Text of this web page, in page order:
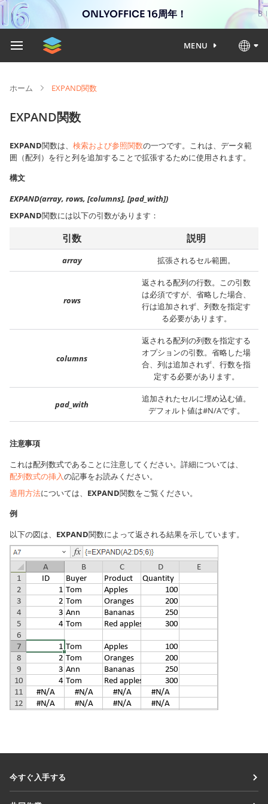
ONLYOFFICE 16周年！
MENU
ホーム EXPAND関数
EXPAND関数
EXPAND関数は、 検索および参照関数の一つです。これは、データ範
囲（配列）を行と列を追加することで拡張するために使用されます。
構文
EXPAND(array, rows, [columns], [pad_with])
EXPAND関数には以下の引数があります：
引数 説明
array 拡張されるセル範囲。
rows
返される配列の行数。この引数
は必須ですが、省略した場合、
行は追加されず、列数を指定す
る必要があります。
columns
返される配列の列数を指定する
オプションの引数。省略した場
合、列は追加されず、行数を指
定する必要があります。
pad_with
追加されたセルに埋め込む値。
デフォルト値は#N/Aです。
注意事項
これは配列数式であることに注意してください。詳細については、
配列数式の挿入の記事をお読みください。
適用方法については、 EXPAND関数をご覧ください。
例
以下の図は、 EXPAND関数によって返される結果を示しています。
今すぐ入手する